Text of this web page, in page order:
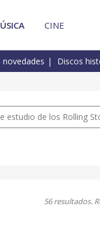
CINE
novedades Discos
estudio de los Rolling
56 resultados.